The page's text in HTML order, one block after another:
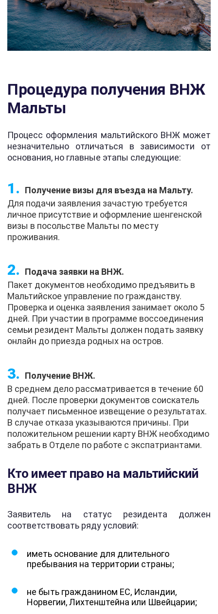
Процедура получения ВНЖ
Мальты
Процесс оформления мальтийского ВНЖ может
незначительно отличаться в зависимости от
основания, но главные этапы следующие:
Получение визы для въезда на Мальту.
Для подачи заявления зачастую требуется
личное присутствие и оформление шенгенской
визы в посольстве Мальты по месту
проживания.
Подача заявки на ВНЖ.
Пакет документов необходимо предъявить в
Мальтийское управление по гражданству.
Проверка и оценка заявления занимает около 5
дней. При участии в программе воссоединения
семьи резидент Мальты должен подать заявку
онлайн до приезда родных на остров.
Получение ВНЖ.
В среднем дело рассматривается в течение 60
дней. После проверки документов соискатель
получает письменное извещение о результатах.
В случае отказа указываются причины. При
положительном решении карту ВНЖ необходимо
забрать в Отделе по работе с экспатриантами.
Кто имеет право на мальтийский
ВНЖ
Заявитель на статус резидента должен
соответствовать ряду условий:
иметь основание для длительного
пребывания на территории страны;
не быть гражданином ЕС, Исландии,
Норвегии, Лихтенштейна или Швейцарии;